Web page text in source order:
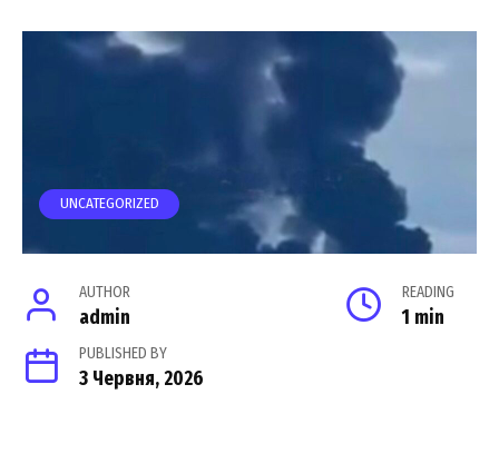
UNCATEGORIZED
AUTHOR
admin
READING
1 min
PUBLISHED BY
3 Червня, 2026